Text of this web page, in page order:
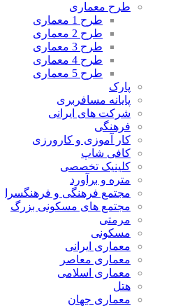
طرح معماری
طرح 1 معماری
طرح 2 معماری
طرح 3 معماری
طرح 4 معماری
طرح 5 معماری
پارک
پایانه مسافربری
شرکت های ایرانی
فرهنگی
کار آموزی و کارورزی
کافی شاپ
کلینیک تخصصی
متره و برآورد
مجتمع فرهنگی و فرهنگسرا
مجتمع های مسکونی بزرگ
مرمتی
مسکونی
معماری ایرانی
معماری معاصر
معماری اسلامی
هتل
معماری جهان